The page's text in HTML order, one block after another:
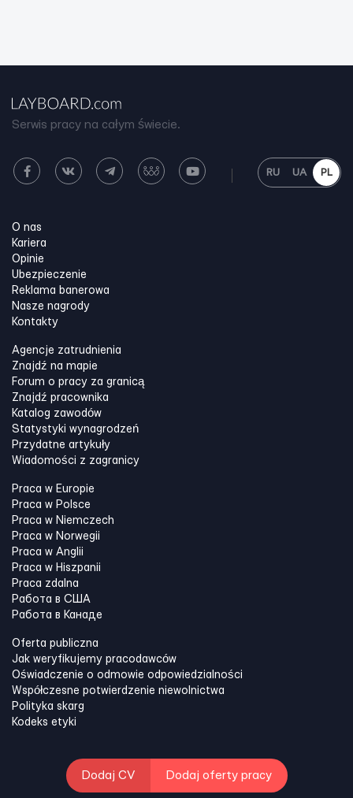
Serwis pracy na całym świecie.
RU UA PL
O nas
Kariera
Opinie
Ubezpieczenie
Reklama banerowa
Nasze nagrody
Kontakty
Agencje zatrudnienia
Znajdź na mapie
Forum o pracy za granicą
Znajdź pracownika
Katalog zawodów
Statystyki wynagrodzeń
Przydatne artykuły
Wiadomości z zagranicy
Praca w Europie
Praca w Polsce
Praca w Niemczech
Praca w Norwegii
Praca w Anglii
Praca w Hiszpanii
Praca zdalna
Работа в США
Работа в Канадe
Oferta publiczna
Jak weryfikujemy pracodawców
Oświadczenie o odmowie odpowiedzialności
Współczesne potwierdzenie niewolnictwa
Polityka skarg
Kodeks etyki
Dodaj CV Dodaj oferty pracy